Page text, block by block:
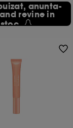
anunta-
revine in
stoc